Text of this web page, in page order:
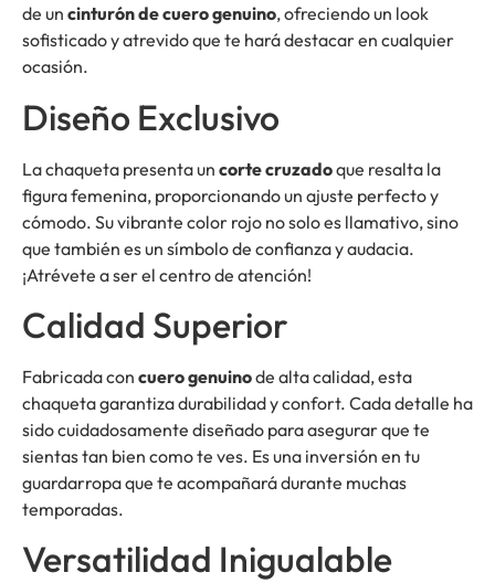
de un cinturón de cuero genuino, ofreciendo un look
sofisticado y atrevido que te hará destacar en cualquier
ocasión.
Diseño Exclusivo
La chaqueta presenta un corte cruzadoque resalta la
figura femenina, proporcionando un ajuste perfecto y
cómodo. Su vibrante color rojo no solo es llamativo, sino
que también es un símbolo de confianza y audacia.
¡Atrévete a ser el centro de atención!
Calidad Superior
Fabricada con cuero genuinode alta calidad, esta
chaqueta garantiza durabilidad y confort. Cada detalle ha
sido cuidadosamente diseñado para asegurar que te
sientas tan bien como te ves. Es una inversión en tu
guardarropa que te acompañará durante muchas
temporadas.
Versatilidad Inigualable